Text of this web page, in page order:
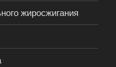
жиросжигания